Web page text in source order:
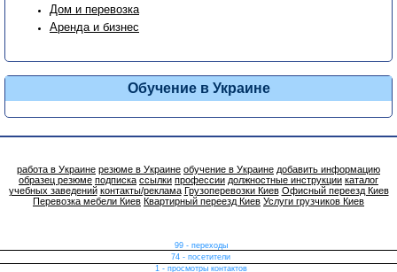
Дом и перевозка
Аренда и бизнес
Обучение в Украине
работа в Украине резюме в Украине обучение в Украине добавить информацию
образец резюме подписка ссылки профессии должностные инструкции каталог
учебных заведений контакты/реклама Грузоперевозки Киев Офисный переезд Киев
Перевозка мебели Киев Квартирный переезд Киев Услуги грузчиков Киев
99 - переходы
74 - посетители
1 - просмотры контактов